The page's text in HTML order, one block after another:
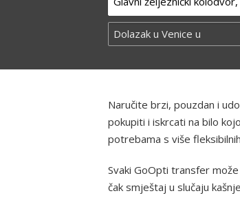
Naručite brzi, pouzdan i
pokupiti i iskrcati na bilo
potrebama s više
Svaki GoOpti transfer
čak smještaj u slučaju